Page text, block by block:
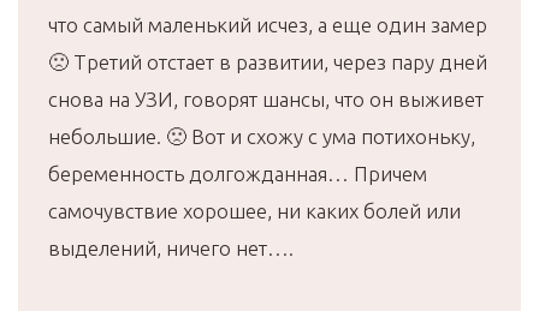
что самый маленький исчез, а еще один замер
🙁 Третий отстает в развитии, через пару дней
снова на УЗИ, говорят шансы, что он выживет
небольшие. 🙁 Вот и схожу с ума потихоньку,
беременность долгожданная… Причем
самочувствие хорошее, ни каких болей или
выделений, ничего нет….